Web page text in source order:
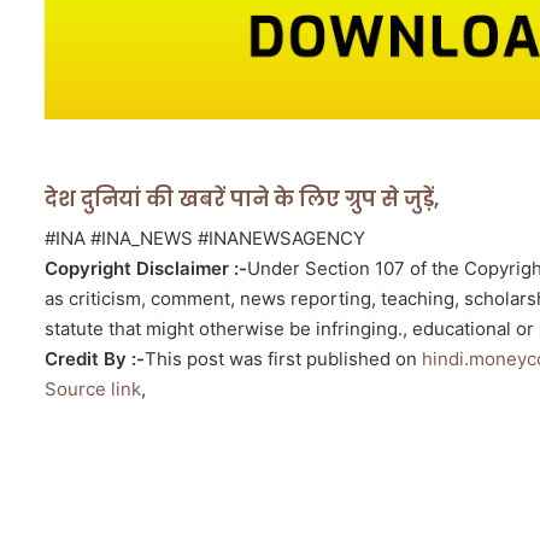
देश दुनियां की खबरें पाने के लिए ग्रुप से जुड़ें,
#INA #INA_NEWS #INANEWSAGENCY
Copyright Disclaimer :-Under Section 107 of the
as criticism, comment, news reporting, teaching,
statute that might otherwise be infringing., educational
Credit By :-This post was first published on
Source link,